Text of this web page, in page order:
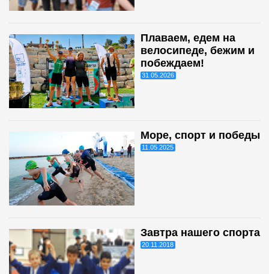
Плаваем, едем на
велосипеде, бежим и
побеждаем!
31.05.2026
Море, спорт и победы
11.05.2025
Завтра нашего спорта
20.11.2018